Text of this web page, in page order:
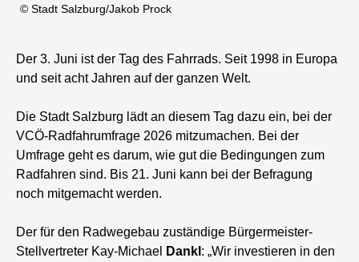
© Stadt Salzburg/Jakob Prock
Der 3. Juni ist der Tag des Fahrrads. Seit 1998 in Europa
und seit acht Jahren auf der ganzen Welt.
Die Stadt Salzburg lädt an diesem Tag dazu ein, bei der
VCÖ-Radfahrumfrage 2026 mitzumachen. Bei der
Umfrage geht es darum, wie gut die Bedingungen zum
Radfahren sind. Bis 21. Juni kann bei der Befragung
noch mitgemacht werden.
Der für den Radwegebau zuständige Bürgermeister-
Stellvertreter Kay-Michael
Dankl : „Wir investieren in den